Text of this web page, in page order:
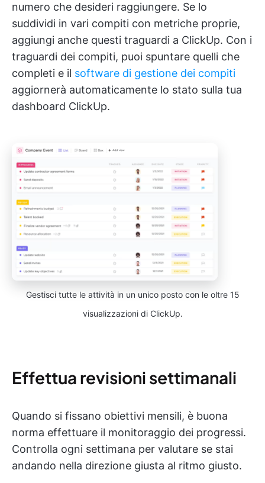
numero che desideri raggiungere. Se lo
suddividi in vari compiti con metriche proprie,
aggiungi anche questi traguardi a ClickUp. Con i
traguardi dei compiti, puoi spuntare quelli che
completi e il software di gestione dei compiti
aggiornerà automaticamente lo stato sulla tua
dashboard ClickUp.
Gestisci tutte le attività in un unico posto con le oltre 15
visualizzazioni di ClickUp.
Effettua revisioni settimanali
Quando si fissano obiettivi mensili, è buona
norma effettuare il monitoraggio dei progressi.
Controlla ogni settimana per valutare se stai
andando nella direzione giusta al ritmo giusto.